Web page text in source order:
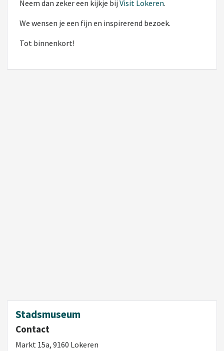
Neem dan zeker een kijkje bij Visit Lokeren.
We wensen je een fijn en inspirerend bezoek.
Tot binnenkort!
Stadsmuseum
Contact
Markt 15a, 9160 Lokeren